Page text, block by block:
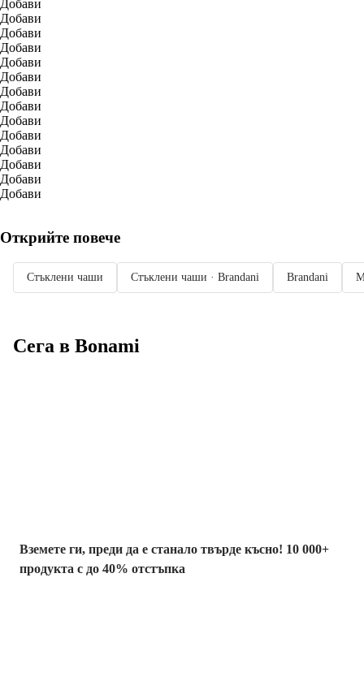
Добави
Добави
Добави
Добави
Добави
Добави
Добави
Добави
Добави
Добави
Добави
Добави
Добави
Добави
Открийте повече
Стъклени чаши Стъклени чаши · Brandani Brandani
Сега в Bonami
Вземете ги, преди да е станало твърде късно! 10 000+
продукта с до 40% отстъпка